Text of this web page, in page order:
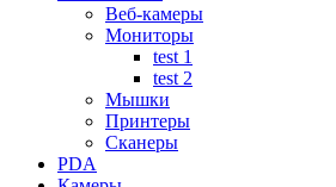
Веб-камеры
Мониторы
test 1
test 2
Мышки
Принтеры
Сканеры
PDA